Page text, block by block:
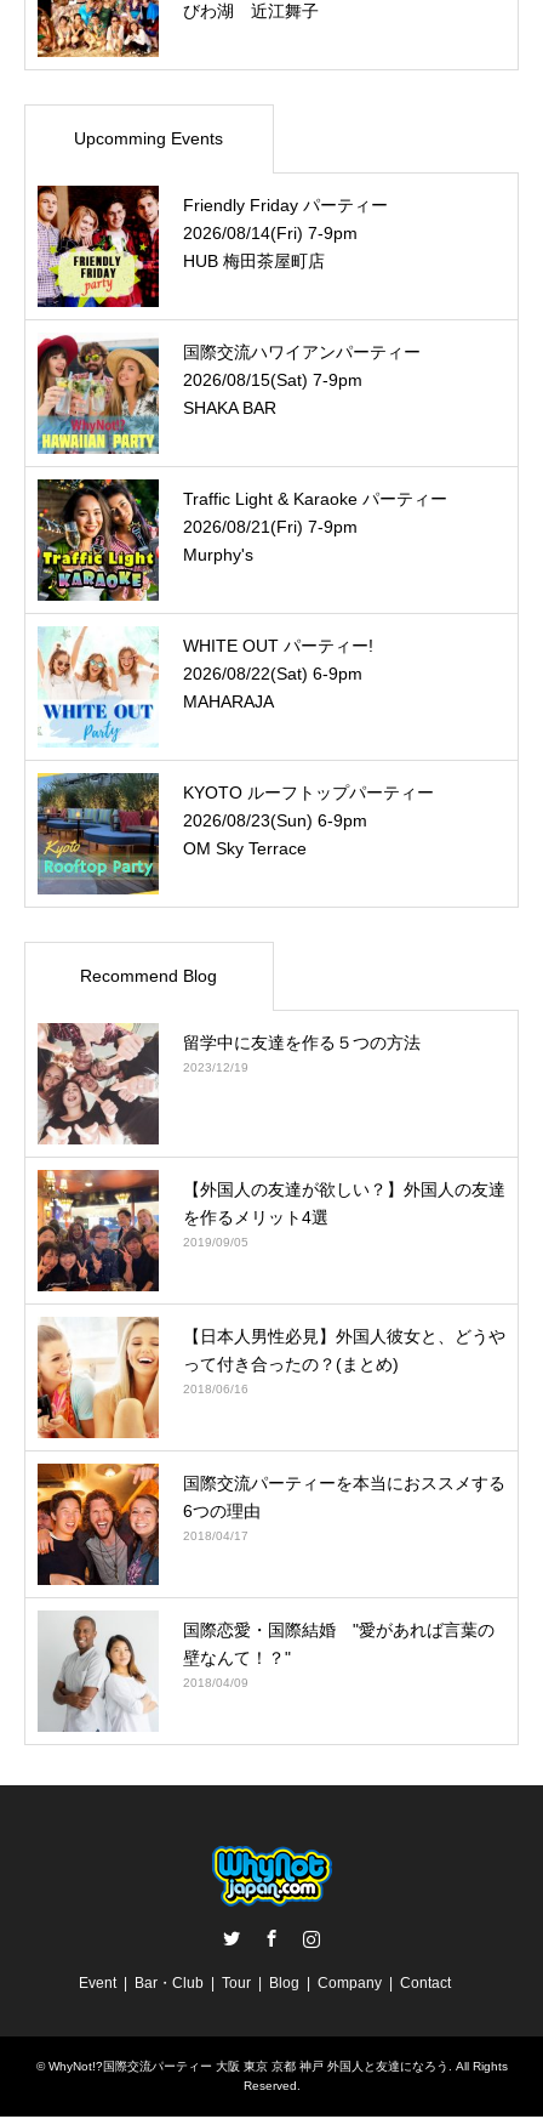
びわ湖 近江舞子
Upcomming Events
Friendly Friday パーティー
2026/08/14(Fri) 7-9pm
HUB 梅田茶屋町店
国際交流ハワイアンパーティー
2026/08/15(Sat) 7-9pm
SHAKA BAR
Traffic Light & Karaoke パーティー
2026/08/21(Fri) 7-9pm
Murphy's
WHITE OUT パーティー!
2026/08/22(Sat) 6-9pm
MAHARAJA
KYOTO ルーフトップパーティー
2026/08/23(Sun) 6-9pm
OM Sky Terrace
Recommend Blog
留学中に友達を作る５つの方法
2023/12/19
【外国人の友達が欲しい？】外国人の友達
を作るメリット4選
2019/09/05
【日本人男性必見】外国人彼女と、どうや
って付き合ったの？(まとめ)
2018/06/16
国際交流パーティーを本当におススメする
6つの理由
2018/04/17
国際恋愛・国際結婚 "愛があれば言葉の
壁なんて！？"
2018/04/09
Event Bar・Club Tour Blog Company Contact
©WhyNot!?国際交流パーティー 大阪 東京 京都 神戸 外国人と友達になろう. All Rights
Reserved.